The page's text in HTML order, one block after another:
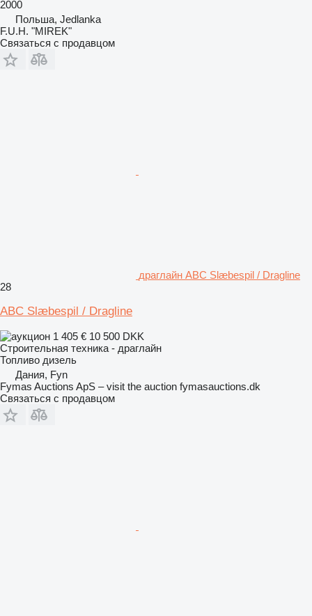
2000
Польша, Jedlanka
F.U.H. "MIREK"
Связаться с продавцом
драглайн ABC Slæbespil / Dragline
28
ABC Slæbespil / Dragline
1 405 € 10 500 DKK
Строительная техника - драглайн
Топливо дизель
Дания, Fyn
Fymas Auctions ApS – visit the auction fymasauctions.dk
Связаться с продавцом